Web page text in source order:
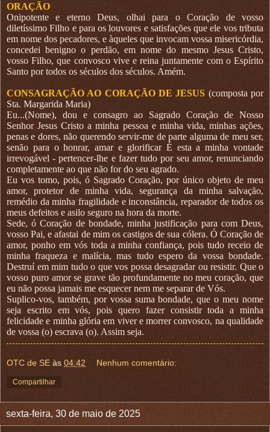
ORAÇÃO
Onipotente e eterno Deus, olhai para o Coração de vosso
diletíssimo Filho e para os louvores e satisfações que ele vos tributa
em nome dos pecadores, e àqueles que invocam vossa misericórdia,
concedei benigno o perdão, em nome do mesmo Jesus Cristo,
vosso Filho, que convosco vive e reina juntamente com o Espírito
Santo por todos os séculos dos séculos. Amém.
CONSAGRAÇÃO AO CORAÇÃO DE JESUS (composta por
Sta. Margarida Maria)
Eu...(Nome), dou e consagro ao Sagrado Coração de Nosso
Senhor Jesus Cristo a minha pessoa e minha vida, minhas ações,
penas e dores, não querendo servir-me de parte alguma de meu ser,
senão para o honrar, amar e glorificar É esta a minha vontade
irrevogável - pertencer-lhe e fazer tudo por seu amor, renunciando
completamente ao que não for do seu agrado.
Eu vos tomo, pois, ó Sagrado Coração, por único objeto de meu
amor, protetor de minha vida, segurança da minha salvação,
remédio da minha fragilidade e inconstância, reparador de todos os
meus defeitos e asilo seguro na hora da morte.
Sede, ó Coração de bondade, minha justificação para com Deus,
vosso Pai, e afastai de mim os castigos de sua cólera. Ó Coração de
amor, ponho em vós toda a minha confiança, pois tudo receio de
minha fraqueza e malícia, mas tudo espero da vossa bondade.
Destruí em mim tudo o que vos possa desagradar ou resistir. Que o
vosso puro amor se grave tão profundamente no meu coração, que
eu não possa jamais me esquecer nem me separar de Vós.
Suplico-vos, também, por vossa suma bondade, que o meu nome
seja escrito em vós, pois quero fazer consistir toda a minha
felicidade e minha glória em viver e morrer convosco, na qualidade
de vossa (o) escrava (o). Assim seja.
OTC de SE às 04:42 Nenhum comentário:
Compartilhar
sexta-feira, 30 de maio de 2025